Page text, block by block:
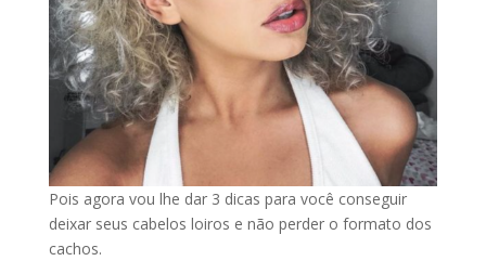
Pois agora vou lhe dar 3 dicas para você conseguir
deixar seus cabelos loiros e não perder o formato dos
cachos.